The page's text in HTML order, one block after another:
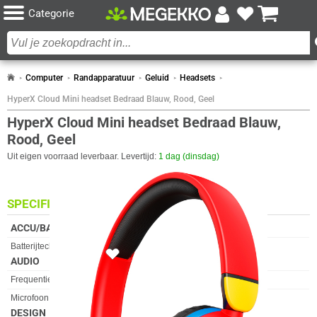
Categorie
Computer Randapparatuur Geluid Headsets
HyperX Cloud Mini headset Bedraad Blauw, Rood, Geel
HyperX Cloud Mini headset Bedraad Blauw,
Rood, Geel
Uit eigen voorraad leverbaar. Levertijd: 1 dag (dinsdag)
SPECIFICATIES
ACCU/BATTERIJ
Eigenschap
Batterijtechnologie Lithium-Polymeer (LiPo)
AUDIO
Eigenschap
Frequentiebereik
Microfoon
DESIGN